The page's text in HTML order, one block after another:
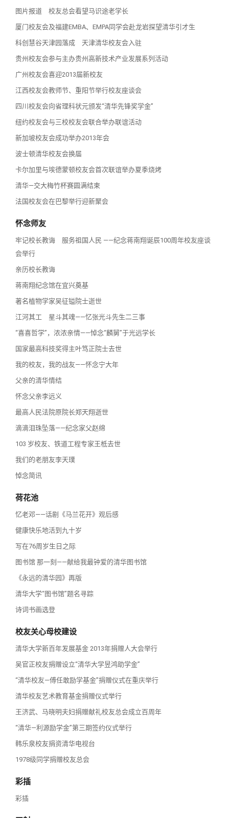
图片报道 校友总会看望马识途老学长
厦门校友会及福建EMBA、EMPA同学会赴龙岩探望清华引才生
科创慧谷天津园落成 天津清华校友会入驻
贵州校友会参与主办贵州高新技术产业发展系列活动
广州校友会喜迎2013届新校友
江西校友会教师节、重阳节举行校友座谈会
四川校友会向省理科状元颁发“清华先锋奖学金”
纽约校友会与三校校友会联合举办联谊活动
新加坡校友会成功举办2013年会
波士顿清华校友会换届
卡尔加里与埃德蒙顿校友会首次联谊举办夏季烧烤
清华—交大梅竹杯赛圆满结束
法国校友会在巴黎举行迎新聚会
怀念师友
牢记校长教诲 服务祖国人民 ——纪念蒋南翔诞辰100周年校友座谈
会举行
亲历校长教诲
蒋南翔纪念馆在宜兴奠基
著名植物学家吴征镒院士逝世
江河其工 星斗其魂——忆张光斗先生二三事
“喜喜哲学”，浓浓亲情——悼念“麟舅”于光远学长
国家最高科技奖得主叶笃正院士去世
我的校友，我的战友——怀念宁大年
父亲的清华情结
怀念父亲李远义
最高人民法院原院长郑天翔逝世
滴滴泪珠坠落——纪念家父赵绵
103 岁校友、铁道工程专家王柢去世
我们的老朋友李天璞
悼念简讯
荷花池
忆老邓——话剧《马兰花开》观后感
健康快乐地活到九十岁
写在76周岁生日之际
图书馆 那一刻——献给我最钟爱的清华图书馆
《永远的清华园》再版
清华大学“图书馆”题名寻踪
诗词书画选登
校友关心母校建设
清华大学新百年发展基金 2013年捐赠人大会举行
吴官正校友捐赠设立“清华大学昱鸿助学金”
“清华校友—傅任敢励学基金”捐赠仪式在重庆举行
清华校友艺术教育基金捐赠仪式举行
王济武、马晓明夫妇捐赠献礼校友总会成立百周年
“清华—利源励学金”第三期签约仪式举行
韩乐泉校友捐资清华电视台
1978级同学捐赠校友总会
彩插
彩插